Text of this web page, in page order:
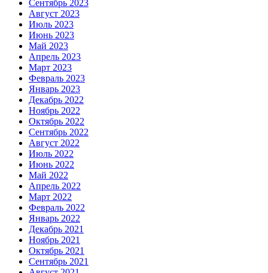
Сентябрь 2023
Август 2023
Июль 2023
Июнь 2023
Май 2023
Апрель 2023
Март 2023
Февраль 2023
Январь 2023
Декабрь 2022
Ноябрь 2022
Октябрь 2022
Сентябрь 2022
Август 2022
Июль 2022
Июнь 2022
Май 2022
Апрель 2022
Март 2022
Февраль 2022
Январь 2022
Декабрь 2021
Ноябрь 2021
Октябрь 2021
Сентябрь 2021